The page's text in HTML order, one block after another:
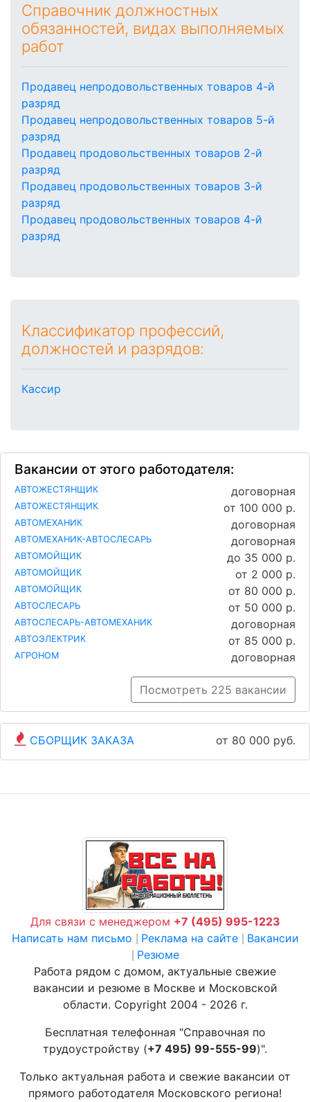
Справочник должностных
обязанностей, видах выполняемых
работ
Продавец непродовольственных товаров 4-й
разряд
Продавец непродовольственных товаров 5-й
разряд
Продавец продовольственных товаров 2-й
разряд
Продавец продовольственных товаров 3-й
разряд
Продавец продовольственных товаров 4-й
разряд
Классификатор профессий,
должностей и разрядов:
Кассир
Вакансии от этого работодателя:
АВТОЖЕСТЯНЩИК договорная
АВТОЖЕСТЯНЩИК от 100 000 р.
АВТОМЕХАНИК договорная
АВТОМЕХАНИК-АВТОСЛЕСАРЬ договорная
АВТОМОЙЩИК до 35 000 р.
АВТОМОЙЩИК от 2 000 р.
АВТОМОЙЩИК от 80 000 р.
АВТОСЛЕСАРЬ от 50 000 р.
АВТОСЛЕСАРЬ-АВТОМЕХАНИК договорная
АВТОЭЛЕКТРИК от 85 000 р.
АГРОНОМ договорная
Посмотреть 225 вакансии
СБОРЩИК ЗАКАЗА от 80 000 руб.
Для связи с менеджером +7 (495) 995-1223
Написать нам письмо
Реклама на сайте Вакансии
Резюме
Работа рядом с домом, актуальные свежие
вакансии и резюме в Москве и Московской
области. Copyright 2004 - 2026 г.
Бесплатная телефонная "Справочная по
трудоустройству (+7 495) 99-555-99)".
Только актуальная работа и свежие вакансии от
прямого работодателя Московского региона!